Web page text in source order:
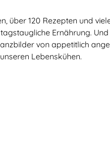
über 120 Rezepten und
Ernährung.
von appetitlich
Lebenskühen.